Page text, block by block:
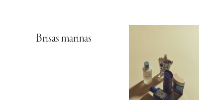
Brisas marinas